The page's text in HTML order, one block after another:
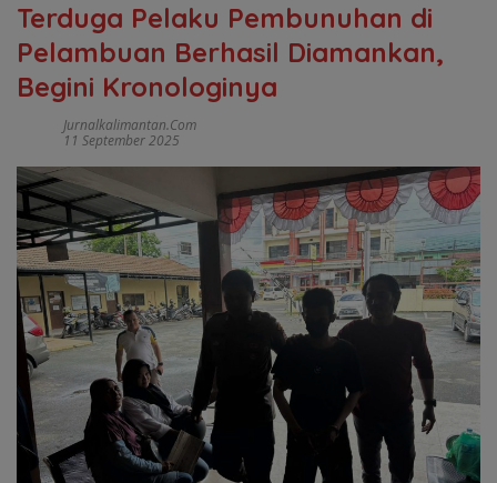
Terduga Pelaku Pembunuhan di
Pelambuan Berhasil Diamankan,
Begini Kronologinya
Jurnalkalimantan.com
11 September 2025